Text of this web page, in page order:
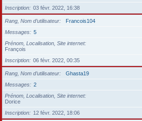
Inscription
03 févr. 2022, 16:38
Rang, Nom d’utilisateur
Francois104
Messages
5
Prénom, Localisation, Site internet
François
Inscription
06 févr. 2022, 00:35
Rang, Nom d’utilisateur
Ghasta19
Messages
2
Prénom, Localisation, Site internet
Dorice
Inscription
12 févr. 2022, 18:06